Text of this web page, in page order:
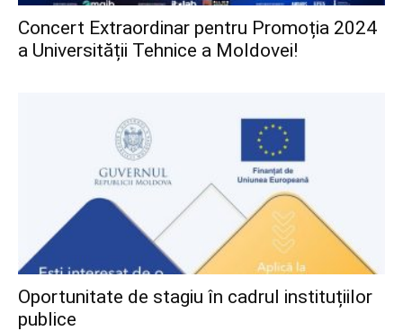
Concert Extraordinar pentru Promoția 2024
a Universității Tehnice a Moldovei!
Oportunitate de stagiu în cadrul instituțiilor
publice